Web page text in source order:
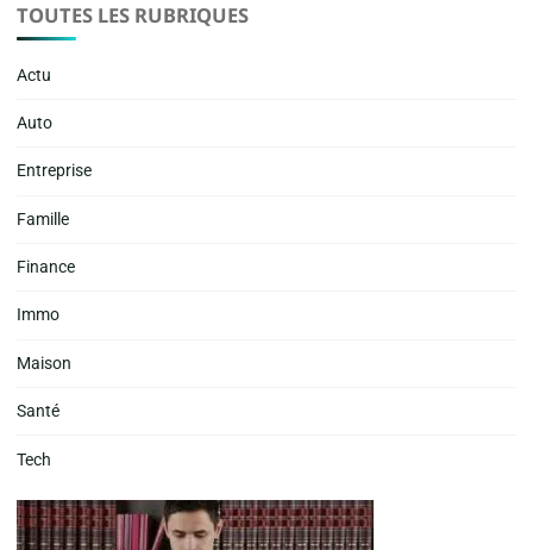
TOUTES LES RUBRIQUES
Actu
Auto
Entreprise
Famille
Finance
Immo
Maison
Santé
Tech